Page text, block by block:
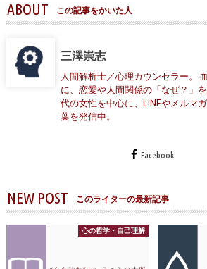
ABOUT この記事をかいた人
三澤崇志
人間解析士／心理カウンセラー。
に、恋愛や人間関係の「なぜ？」
代の女性を中心に、LINEやメルマ
葉を発信中。
Facebook
NEW POST このライターの最新記事
心の哲学・自己理解